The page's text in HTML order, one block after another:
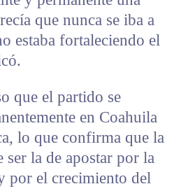
que nunca se iba a
estaba fortaleciendo el
que el partido se
en Coahuila
lo que confirma que la
ser la de apostar por la
por el crecimiento del